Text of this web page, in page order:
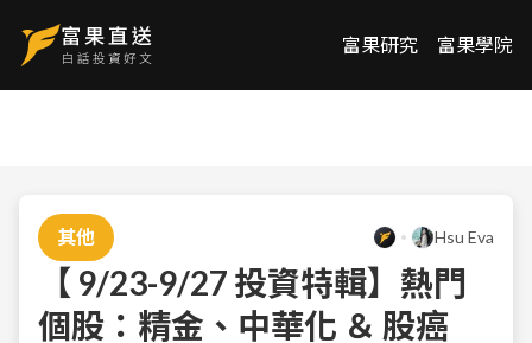
富果研究 富果學院
其他 Hsu Eva
【 9/23-9/27 投資特輯】熱門
個股：精金、中華化 ＆ 股癌